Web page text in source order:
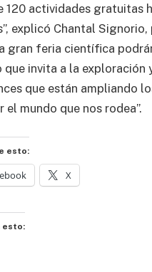
120 actividades gratuitas
explicó Chantal
gran feria científica
que invita a la
que están ampliando
el mundo que nos rodea”.
esto:
X
esto: